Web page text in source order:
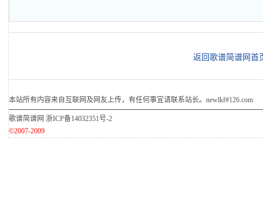
返回歌谱简谱网首
本站所有内容来自互联网及网友上传，有任何事宜请联系站长。newlkf#126.com
歌谱简谱网 浙ICP备14032351号-2
©2007-2009